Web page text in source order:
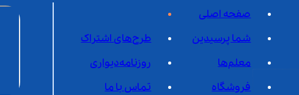
صفحه اصلی
شما پرسیدین
طرح‌های اشتراک
معلم‌ها
روزنامه‌دیواری
فروشگاه
تماس با ما